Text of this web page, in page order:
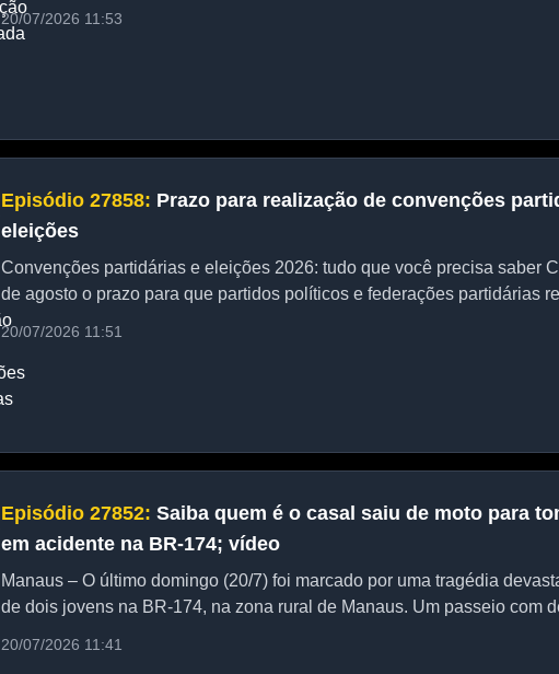
20/07/2026 11:53
Episódio 27858: Prazo para realização de convenções
eleições
Convenções partidárias e eleições 2026: tudo que você precisa saber
de agosto o prazo para que partidos políticos e federações partidárias
20/07/2026 11:51
Episódio 27852: Saiba quem é o casal saiu de moto para
em acidente na BR-174; vídeo
Manaus – O último domingo (20/7) foi marcado por uma tragédia
de dois jovens na BR-174, na zona rural de Manaus. Um passeio com
20/07/2026 11:41